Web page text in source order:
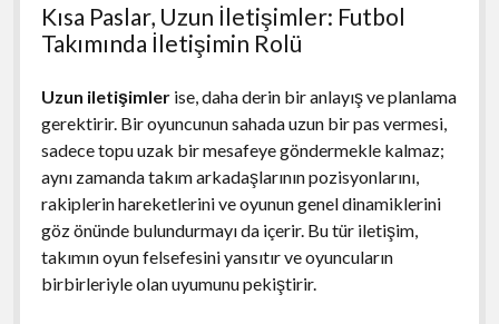
Kısa Paslar, Uzun İletişimler: Futbol
Takımında İletişimin Rolü
Uzun iletişimlerise, daha derin bir anlayış ve planlama
gerektirir. Bir oyuncunun sahada uzun bir pas vermesi,
sadece topu uzak bir mesafeye göndermekle kalmaz;
aynı zamanda takım arkadaşlarının pozisyonlarını,
rakiplerin hareketlerini ve oyunun genel dinamiklerini
göz önünde bulundurmayı da içerir. Bu tür iletişim,
takımın oyun felsefesini yansıtır ve oyuncuların
birbirleriyle olan uyumunu pekiştirir.